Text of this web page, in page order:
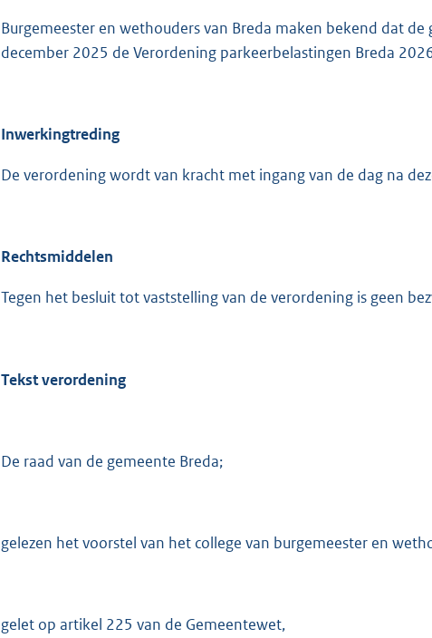
o
o
3
Burgemeester en wethouders van Breda maken bekend dat
december 2025 de Verordening parkeerbelastingen Breda
Inwerkingtreding
De verordening wordt van kracht met ingang van de dag na
Rechtsmiddelen
Tegen het besluit tot vaststelling van de verordening is geen
Tekst verordening
De raad van de gemeente Breda;
gelezen het voorstel van het college van burgemeester en
gelet op artikel 225 van de Gemeentewet,